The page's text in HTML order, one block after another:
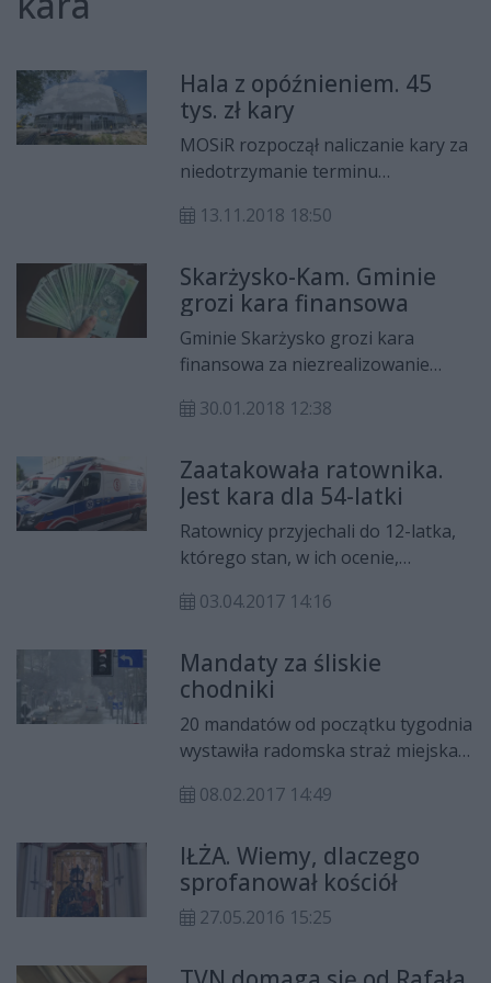
Hala z opóźnieniem. 45
tys. zł kary
MOSiR rozpoczął naliczanie kary za
niedotrzymanie terminu
widowiskowo-sportowej. Dziennie
13.11.2018 18:50
Skarżysko-Kam. Gminie
grozi kara finansowa
Gminie Skarżysko grozi kara
finansowa za niezrealizowanie
powietrza, nałożonych na miasto w
zaczęto realizować dopiero w
obecnej kadencji samorządowej, w
2016 roku. - Niewykluczone, że
nasze miasto poniesie teraz karę
pieniężną za bierność w
poprzedniej kadencji – podkreśla
Konrad Krönig.
30.01.2018 12:38
Zaatakowała ratownika.
Jest kara dla 54-latki
Ratownicy przyjechali do 12-latka,
którego stan, w ich ocenie,
Sprzeciwiła się temu matka chłopca,
ratownikom. Gdy z impetem
zamykała drzwi karetki uderzyła
jednego z ratowników. Właśnie
zakończył się proces przeciw 54-
latce.
03.04.2017 14:16
Mandaty za śliskie
chodniki
20 mandatów od początku tygodnia
wystawiła radomska straż miejska
mieście.
08.02.2017 14:49
IŁŻA. Wiemy, dlaczego
sprofanował kościół
27.05.2016 15:25